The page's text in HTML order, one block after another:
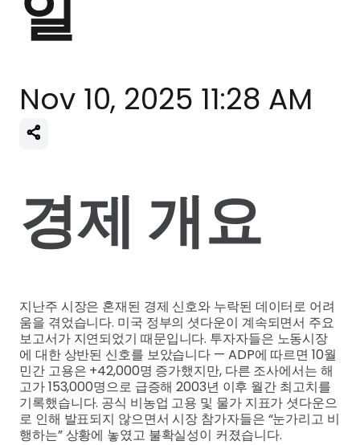
Nov 10, 2025 11:28 AM
경제 개요
지난주 시장은 혼재된 경제 신호와 누락된 데이터로 어려
움을 겪었습니다. 미국 정부의 셧다운이 계속되면서 주요
보고서가 지연되었기 때문입니다. 투자자들은 노동시장
에 대한 상반된 신호를 보았습니다 — ADP에 따르면 10월
민간 고용은 +42,000명 증가했지만, 다른 조사에서는 해
고가 153,000명으로 급증해 2003년 이후 월간 최고치를
기록했습니다. 공식 비농업 고용 및 물가 지표가 셧다운으
로 인해 발표되지 않으면서 시장 참가자들은 “눈가리고 비
행하는” 상황에 놓였고 불확실성이 커졌습니다.